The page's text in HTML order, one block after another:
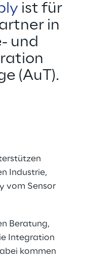
ist für
in
und
(AuT).
Industrie,
vom Sensor
Beratung,
Integration
kommen